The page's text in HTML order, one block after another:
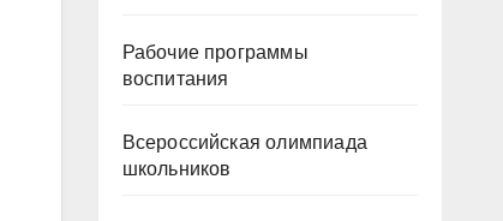
Рабочие программы
воспитания
Всероссийская олимпиада
школьников